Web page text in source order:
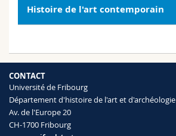
Histoire de l'art contemporain
CONTACT
Université de Fribourg
Département d'histoire de l'art et d'archéologie
Av. de l'Europe 20
CH-1700 Fribourg